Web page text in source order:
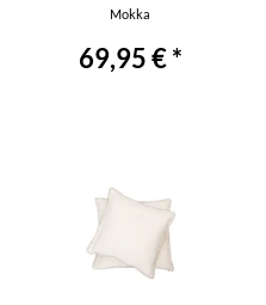
Mokka
69,95 € *